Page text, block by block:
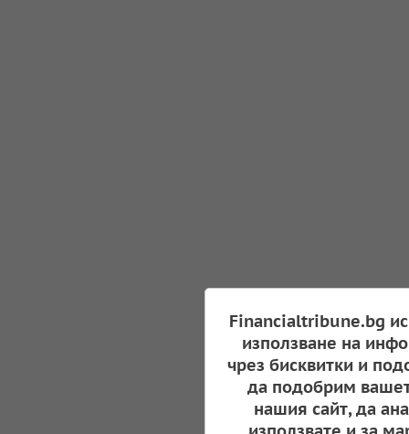
Financialtribune.bg
използване на
чрез бисквитки и
да подобрим
нашия сайт, да